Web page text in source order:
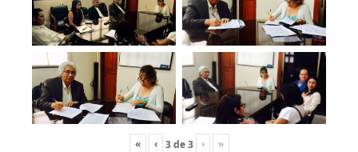
« ‹ 3de3 › »